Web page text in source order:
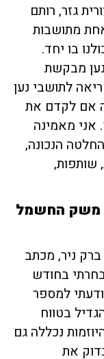
גזר, רותם
מתושבות
בו יחד.
מבקשת
לתושבי נען
אם לקדם את
אני מאמינה
הנכונה,
שותפות,
משק החשמל
ברק ניר, מכתב
בחודש
למספר
בטווח
נכללה גם
את